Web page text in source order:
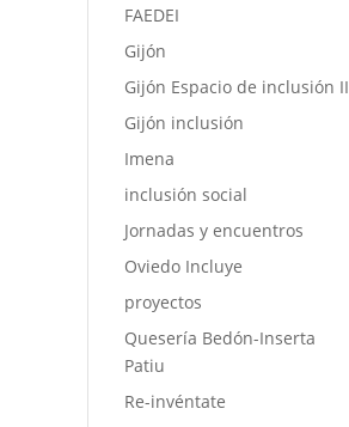
FAEDEI
Gijón
Gijón Espacio de inclusión II
Gijón inclusión
Imena
inclusión social
Jornadas y encuentros
Oviedo Incluye
proyectos
Quesería Bedón-Inserta
Patiu
Re-invéntate